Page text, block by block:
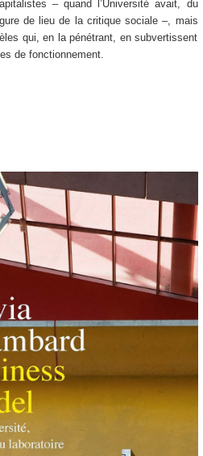
– quand l’Université avait, du
de lieu de la critique sociale –, mais
qui, en la pénétrant, en subvertissent
de fonctionnement.